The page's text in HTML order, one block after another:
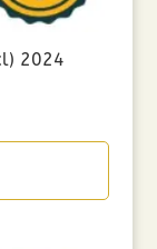
2024